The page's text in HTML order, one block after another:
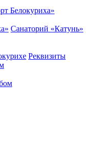
Белокуриха»
Санаторий «Катунь»
Реквизиты